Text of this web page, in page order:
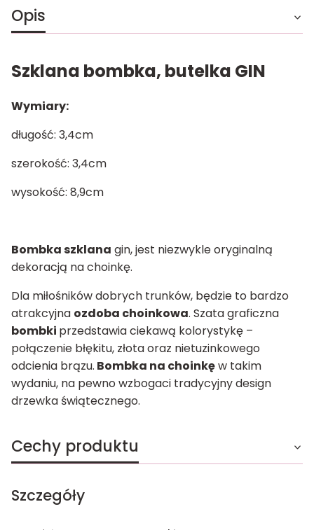
Opis
Szklana bombka, butelka GIN
Wymiary:
długość: 3,4cm
szerokość: 3,4cm
wysokość: 8,9cm
Bombka szklana gin, jest niezwykle oryginalną
dekoracją na choinkę.
Dla miłośników dobrych trunków, będzie to bardzo
atrakcyjna ozdoba choinkowa. Szata graficzna
bombki przedstawia ciekawą kolorystykę –
połączenie błękitu, złota oraz nietuzinkowego
odcienia brązu. Bombka na choinkęw takim
wydaniu, na pewno wzbogaci tradycyjny design
drzewka świątecznego.
Cechy produktu
Szczegóły